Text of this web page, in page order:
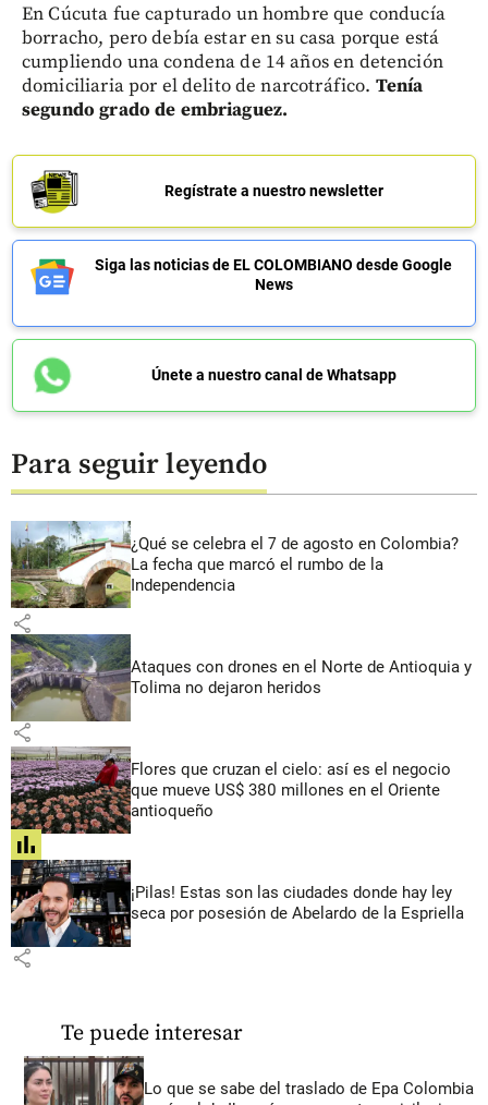
En Cúcuta fue capturado un hombre que conducía
borracho, pero debía estar en su casa porque está
cumpliendo una condena de 14 años en detención
domiciliaria por el delito de narcotráfico. Tenía
segundo grado de embriaguez.
Regístrate a nuestro newsletter
Siga las noticias de EL COLOMBIANO desde Google
News
Únete a nuestro canal de Whatsapp
Para seguir leyendo
¿Qué se celebra el 7 de agosto en Colombia?
La fecha que marcó el rumbo de la
Independencia
share
Ataques con drones en el Norte de Antioquia y
Tolima no dejaron heridos
share
Flores que cruzan el cielo: así es el negocio
que mueve US$ 380 millones en el Oriente
antioqueño
share
¡Pilas! Estas son las ciudades donde hay ley
seca por posesión de Abelardo de la Espriella
share
Te puede interesar
Lo que se sabe del traslado de Epa Colombia